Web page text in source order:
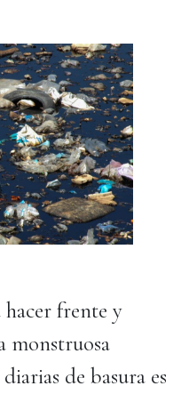
hacer frente y
monstruosa
de basura es